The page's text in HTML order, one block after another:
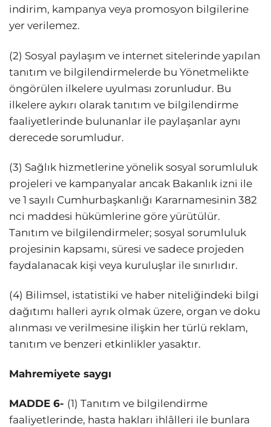
indirim, kampanya veya promosyon bilgilerine
yer verilemez.
(2) Sosyal paylaşım ve internet sitelerinde yapılan
tanıtım ve bilgilendirmelerde bu Yönetmelikte
öngörülen ilkelere uyulması zorunludur. Bu
ilkelere aykırı olarak tanıtım ve bilgilendirme
faaliyetlerinde bulunanlar ile paylaşanlar aynı
derecede sorumludur.
(3) Sağlık hizmetlerine yönelik sosyal sorumluluk
projeleri ve kampanyalar ancak Bakanlık izni ile
ve 1 sayılı Cumhurbaşkanlığı Kararnamesinin 382
nci maddesi hükümlerine göre yürütülür.
Tanıtım ve bilgilendirmeler; sosyal sorumluluk
projesinin kapsamı, süresi ve sadece projeden
faydalanacak kişi veya kuruluşlar ile sınırlıdır.
(4) Bilimsel, istatistiki ve haber niteliğindeki bilgi
dağıtımı halleri ayrık olmak üzere, organ ve doku
alınması ve verilmesine ilişkin her türlü reklam,
tanıtım ve benzeri etkinlikler yasaktır.
Mahremiyete saygı
MADDE 6- (1) Tanıtım ve bilgilendirme
faaliyetlerinde, hasta hakları ihlâlleri ile bunlara